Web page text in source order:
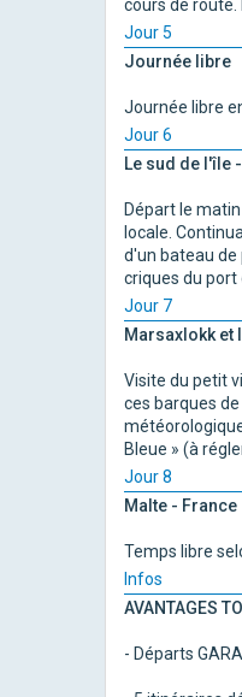
cours de route.
Jour 5
Journée libre
Journée libre
Jour 6
Le sud de l'île
Départ le
locale.
d'un bateau
criques du port
Jour 7
Marsaxlokk et
Visite du petit
ces barques
Bleue » (à
Jour 8
Malte - France
Temps libre
Infos
AVANTAGES
- Départs